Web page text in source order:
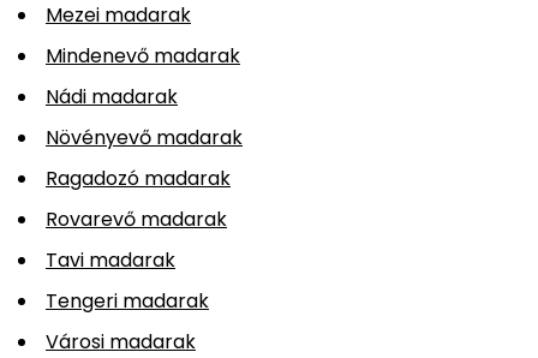
Mezei madarak
Mindenevő madarak
Nádi madarak
Növényevő madarak
Ragadozó madarak
Rovarevő madarak
Tavi madarak
Tengeri madarak
Városi madarak